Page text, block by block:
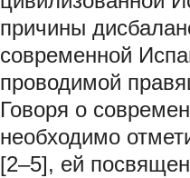
причины
современной
проводимой
Говоря о
необходимо
[2–5], ей